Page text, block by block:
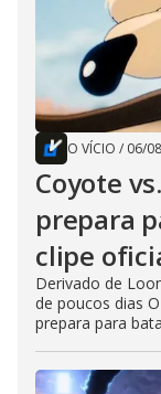
O VÍCIO / 06/
Coyote
prepara
clipe
Derivado de
de poucos dias
prepara para